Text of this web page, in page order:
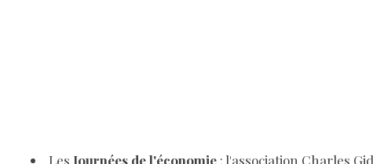
Les Journées de l'économie : l'association Charles